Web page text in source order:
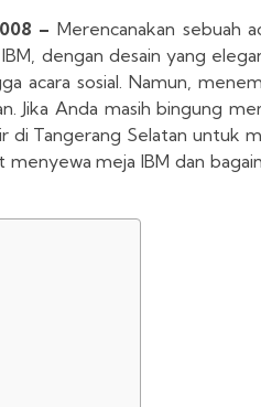
–Merencanakan sebuah
dengan desain yang
acara sosial. Namun,
Jika Anda masih bingung
di Tangerang Selatan untuk
meja IBM dan